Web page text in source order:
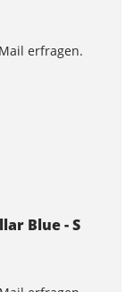
erfragen.
Blue - S